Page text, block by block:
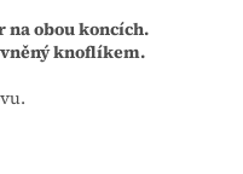
na obou koncích.
knoflíkem.